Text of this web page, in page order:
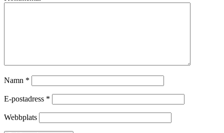
Namn *
E-postadress *
Webbplats